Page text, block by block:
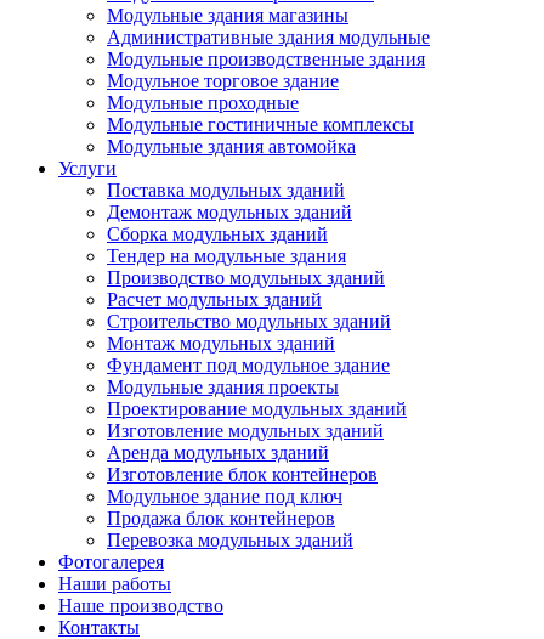
Модульные здания магазины
Административные здания модульные
Модульные производственные здания
Модульное торговое здание
Модульные проходные
Модульные гостиничные комплексы
Модульные здания автомойка
Услуги
Поставка модульных зданий
Демонтаж модульных зданий
Сборка модульных зданий
Тендер на модульные здания
Производство модульных зданий
Расчет модульных зданий
Строительство модульных зданий
Монтаж модульных зданий
Фундамент под модульное здание
Модульные здания проекты
Проектирование модульных зданий
Изготовление модульных зданий
Аренда модульных зданий
Изготовление блок контейнеров
Модульное здание под ключ
Продажа блок контейнеров
Перевозка модульных зданий
Фотогалерея
Наши работы
Наше производство
Контакты